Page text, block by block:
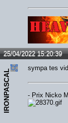
Lien :http://
25/04/2022 15:20:39
IRONPASCAL
sympa tes
- Prix Nicko